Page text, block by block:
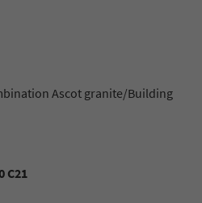
Ascot granite/Building
C21